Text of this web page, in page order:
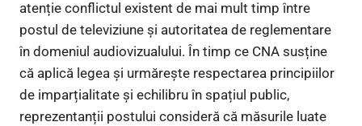
atenție conflictul existent de mai mult timp între
postul de televiziune și autoritatea de reglementare
în domeniul audiovizualului. În timp ce CNA susține
că aplică legea și urmărește respectarea principiilor
de imparțialitate și echilibru în spațiul public,
reprezentanții postului consideră că măsurile luate